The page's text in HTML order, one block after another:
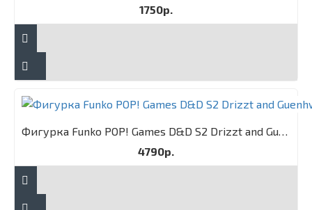
1750р.
Фигурка Funko POP! Games D&D S2 Drizzt and Guenhwyvar 2PK
4790р.